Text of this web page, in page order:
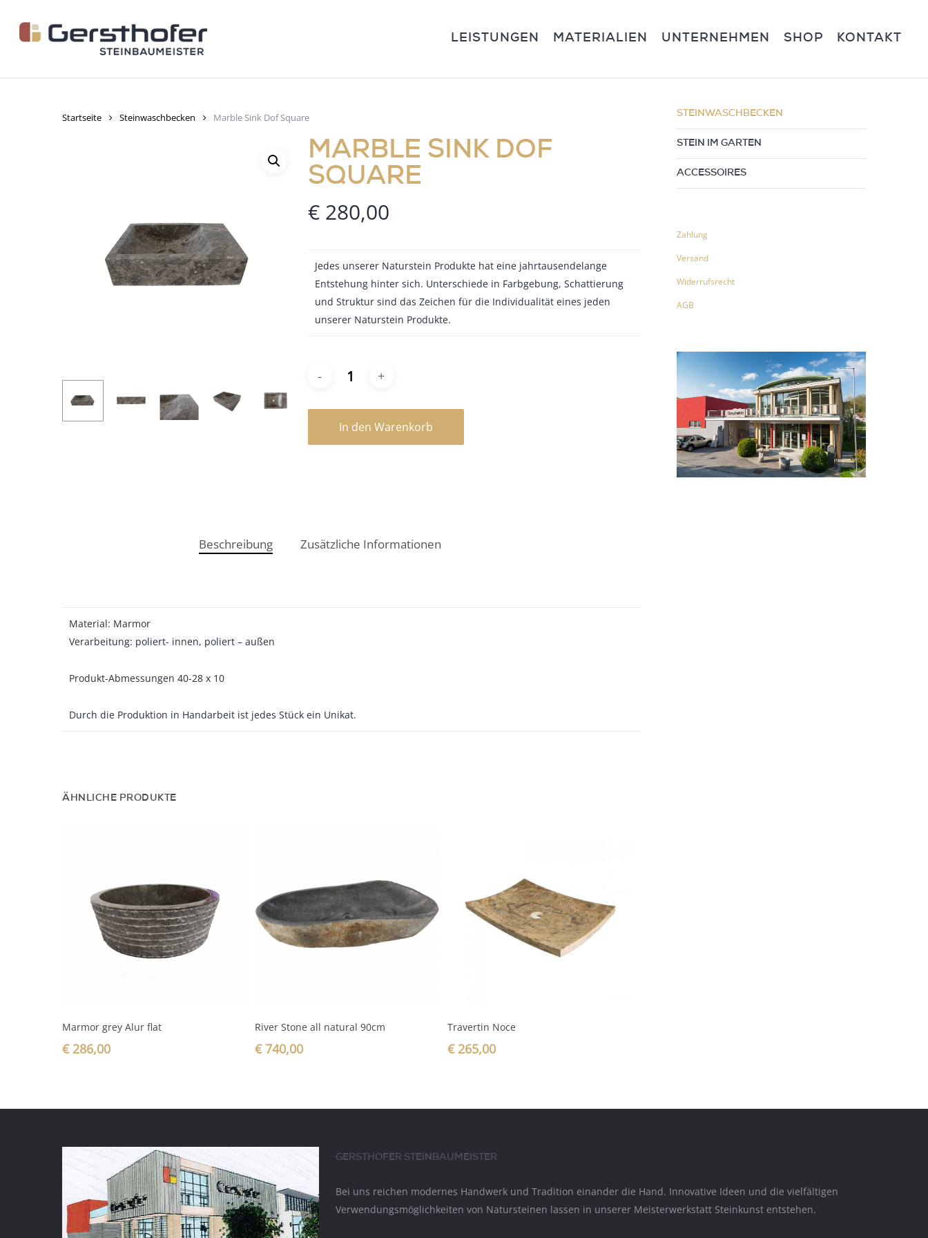
main
LEISTUNGEN MATERIALIEN UNTERNEHMEN SHOP KONTAKT
Startseite Steinwaschbecken Marble Sink Dof Square
MARBLE SINK DOF
SQUARE
€280,00
Jedes unserer Naturstein Produkte hat eine jahrtausendelange
Entstehung hinter sich. Unterschiede in Farbgebung, Schattierung
und Struktur sind das Zeichen für die Individualität eines jeden
unserer Naturstein Produkte.
In den Warenkorb
Beschreibung Zusätzliche Informationen
Material: Marmor
Verarbeitung: poliert- innen, poliert – außen
Produkt-Abmessungen 40-28 x 10
Durch die Produktion in Handarbeit ist jedes Stück ein Unikat.
ÄHNLICHE PRODUKTE
In den Warenkorb
Marmor grey Alur flat
€286,00
In den Warenkorb
River Stone all natural 90cm
€740,00
Travertin Noce
€265,00
STEINWASCHBECKEN
STEIN IM GARTEN
ACCESSOIRES
Zahlung
Versand
Widerrufsrecht
AGB
GERSTHOFER STEINBAUMEISTER
Bei uns reichen modernes Handwerk und Tradition einander die Hand. Innovative Ideen und die vielfältigen
Verwendungsmöglichkeiten von Natursteinen lassen in unserer Meisterwerkstatt Steinkunst entstehen.